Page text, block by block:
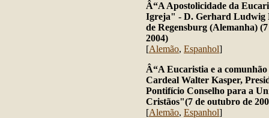
Â“A Apostolicidade da
Igreja" - D. Gerhard Ludwig
de Regensburg (Alemanha)
2004)
[Alemão, Espanhol]
Â“A Eucaristia e a comunhão
Cardeal Walter Kasper,
Pontifício Conselho para a
Cristãos"(7 de outubro de
[Alemão, Espanhol]